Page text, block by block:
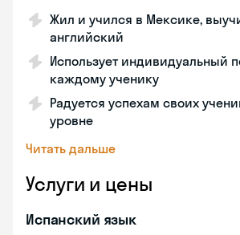
Жил и учился в Мексике,
английский
Использует индивидуальный
каждому ученику
Радуется успехам своих
уровне
Читать дальше
Услуги и цены
Испанский язык